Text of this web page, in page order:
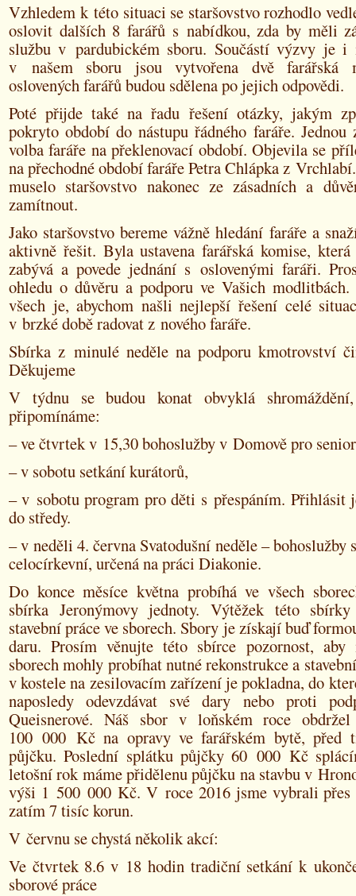
Vzhledem k této situaci se staršovstvo rozhodlo
oslovit dalších 8 farářů s nabídkou, zda by měli
službu v pardubickém sboru. Součástí výzvy je i
v našem sboru jsou vytvořena dvě farářská
oslovených farářů budou sdělena po jejich odpovědi.
Poté přijde také na řadu řešení otázky, jakým
pokryto období do nástupu řádného faráře.
volba faráře na překlenovací období. Objevila se
na přechodné období faráře Petra Chlápka z
muselo staršovstvo nakonec ze zásadních a
zamítnout.
Jako staršovstvo bereme vážně hledání faráře a
aktivně řešit. Byla ustavena farářská komise,
zabývá a povede jednání s oslovenými faráři.
ohledu o důvěru a podporu ve Vašich
všech je, abychom našli nejlepší řešení celé
v brzké době radovat z nového faráře.
Sbírka z minulé neděle na podporu kmotrovství
Děkujeme
V týdnu se budou konat obvyklá
připomínáme:
– ve čtvrtek v 15,30 bohoslužby v Domově pro
– v sobotu setkání kurátorů,
– v sobotu program pro děti s přespáním. Přihlásit
do středy.
– v neděli 4. června Svatodušní neděle – bohoslužby
celocírkevní, určená na práci Diakonie.
Do konce měsíce května probíhá ve všech
sbírka Jeronýmovy jednoty. Výtěžek této
stavební práce ve sborech. Sbory je získají buď
daru. Prosím věnujte této sbírce pozornost,
sborech mohly probíhat nutné rekonstrukce a
v kostele na zesilovacím zařízení je pokladna, do
naposledy odevzdávat své dary nebo proti
Queisnerové. Náš sbor v loňském roce
100 000 Kč na opravy ve farářském bytě, před
půjčku. Poslední splátku půjčky 60 000 Kč
letošní rok máme přidělenu půjčku na stavbu v
výši 1 500 000 Kč. V roce 2016 jsme vybrali
zatím 7 tisíc korun.
V červnu se chystá několik akcí:
Ve čtvrtek 8.6 v 18 hodin tradiční setkání k
sborové práce